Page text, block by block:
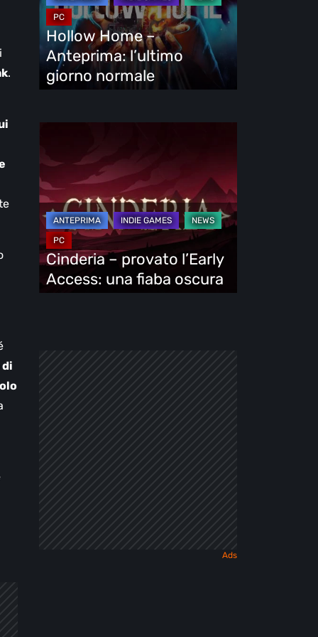
.
di
l’ultimo
giorno
normale
Hollow Home –
Anteprima: l’ultimo
giorno normale
l’Early
Access:
una
fiaba
oscura
Cinderia – provato l’Early
Access: una fiaba oscura